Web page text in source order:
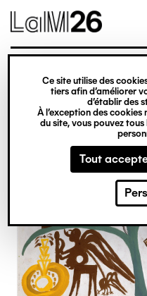
Gestion des cookies
Ce site utilise des
tiers afin d’améliorer
d’établir des
À l’exception des
du site, vous pouvez
Tout
contenu